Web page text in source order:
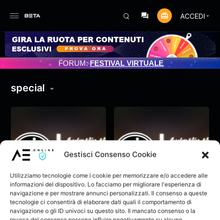
Gestisci Consenso Cookie
Utilizziamo tecnologie come i cookie per memorizzare e/o accedere alle
informazioni del dispositivo. Lo facciamo per migliorare l'esperienza di
navigazione e per mostrare annunci personalizzati. Il consenso a queste
tecnologie ci consentirà di elaborare dati quali il comportamento di
navigazione o gli ID univoci su questo sito. Il mancato consenso o la
ACCEDI
PROGRAMMATO 3/07/2025
FORUM:FESTIVAL VIRTUALE
special
P-Simmax –
P-Simmax –